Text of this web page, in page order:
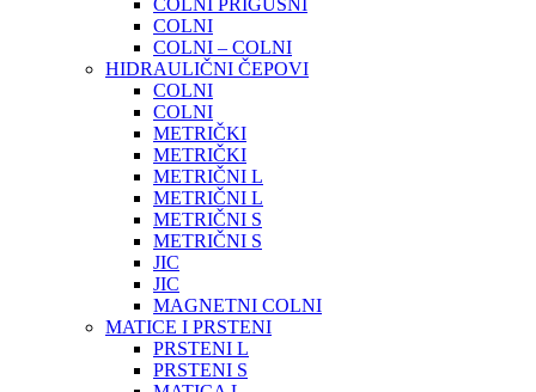
COLNI PRIGUŠNI
COLNI
COLNI – COLNI
HIDRAULIČNI ČEPOVI
COLNI
COLNI
METRIČKI
METRIČKI
METRIČNI L
METRIČNI L
METRIČNI S
METRIČNI S
JIC
JIC
MAGNETNI COLNI
MATICE I PRSTENI
PRSTENI L
PRSTENI S